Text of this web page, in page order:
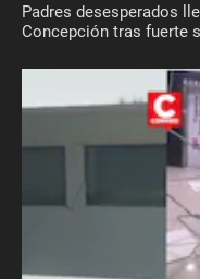
Padres desesperados
Concepción tras fuerte